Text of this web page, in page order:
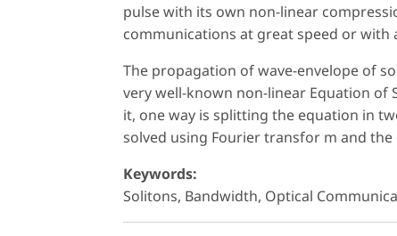
pulse with its own non-linear
communications at great speed or with
The propagation of wave-envelope of
very well-known non-linear Equation of
it, one way is splitting the equation in
solved using Fourier transfor m and the
Keywords:
Solitons, Bandwidth, Optical